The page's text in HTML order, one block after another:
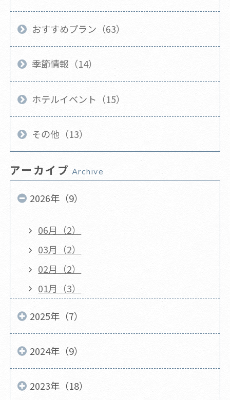
おすすめプラン（63）
季節情報（14）
ホテルイベント（15）
その他（13）
アーカイブ Archive
2026年（9）
06月（2）
03月（2）
02月（2）
01月（3）
2025年（7）
2024年（9）
2023年（18）